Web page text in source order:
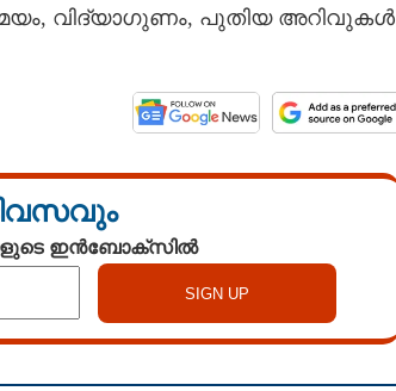
വിദ്യാഗുണം, പുതിയ അറിവുകള്‍
ഇൻബോക്സിൽ